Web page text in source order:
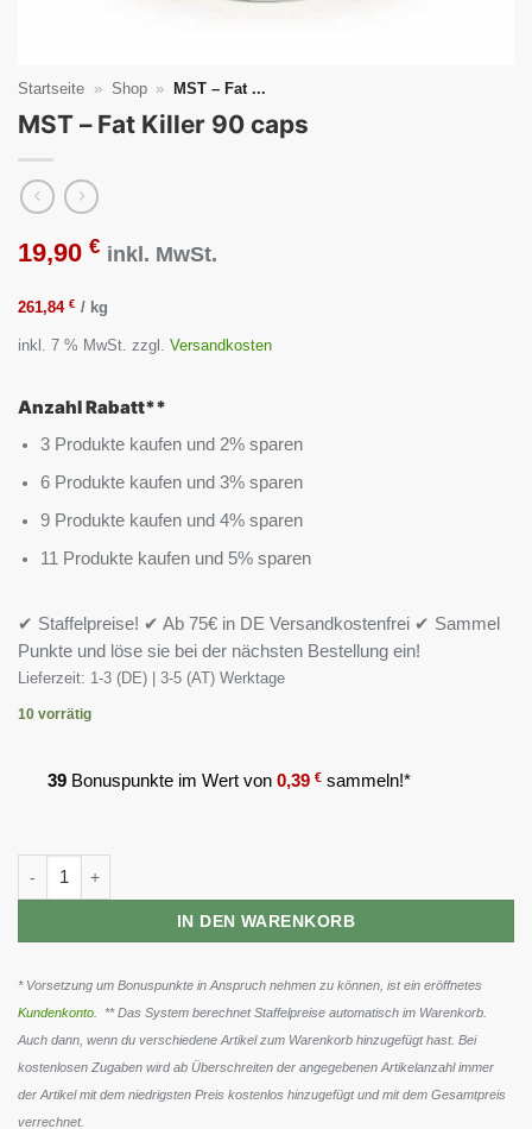
Startseite » Shop » MST – Fat ...
MST – Fat Killer 90 caps
19,90 € inkl. MwSt.
261,84 € / kg
inkl. 7 % MwSt. zzgl. Versandkosten
Anzahl Rabatt**
3 Produkte kaufen und 2% sparen
6 Produkte kaufen und 3% sparen
9 Produkte kaufen und 4% sparen
11 Produkte kaufen und 5% sparen
✔ Staffelpreise! ✔ Ab 75€ in DE Versandkostenfrei ✔ Sammel
Punkte und löse sie bei der nächsten Bestellung ein!
Lieferzeit: 1-3 (DE) | 3-5 (AT) Werktage
10 vorrätig
39 Bonuspunkte im Wert von 0,39 € sammeln!*
MST - Fat Killer 90 caps Menge
IN DEN WARENKORB
* Vorsetzung um Bonuspunkte in Anspruch nehmen zu können, ist ein eröffnetes
Kundenkonto . ** Das System berechnet Staffelpreise automatisch im Warenkorb.
Auch dann, wenn du verschiedene Artikel zum Warenkorb hinzugefügt hast. Bei
kostenlosen Zugaben wird ab Überschreiten der angegebenen Artikelanzahl immer
der Artikel mit dem niedrigsten Preis kostenlos hinzugefügt und mit dem Gesamtpreis
verrechnet.